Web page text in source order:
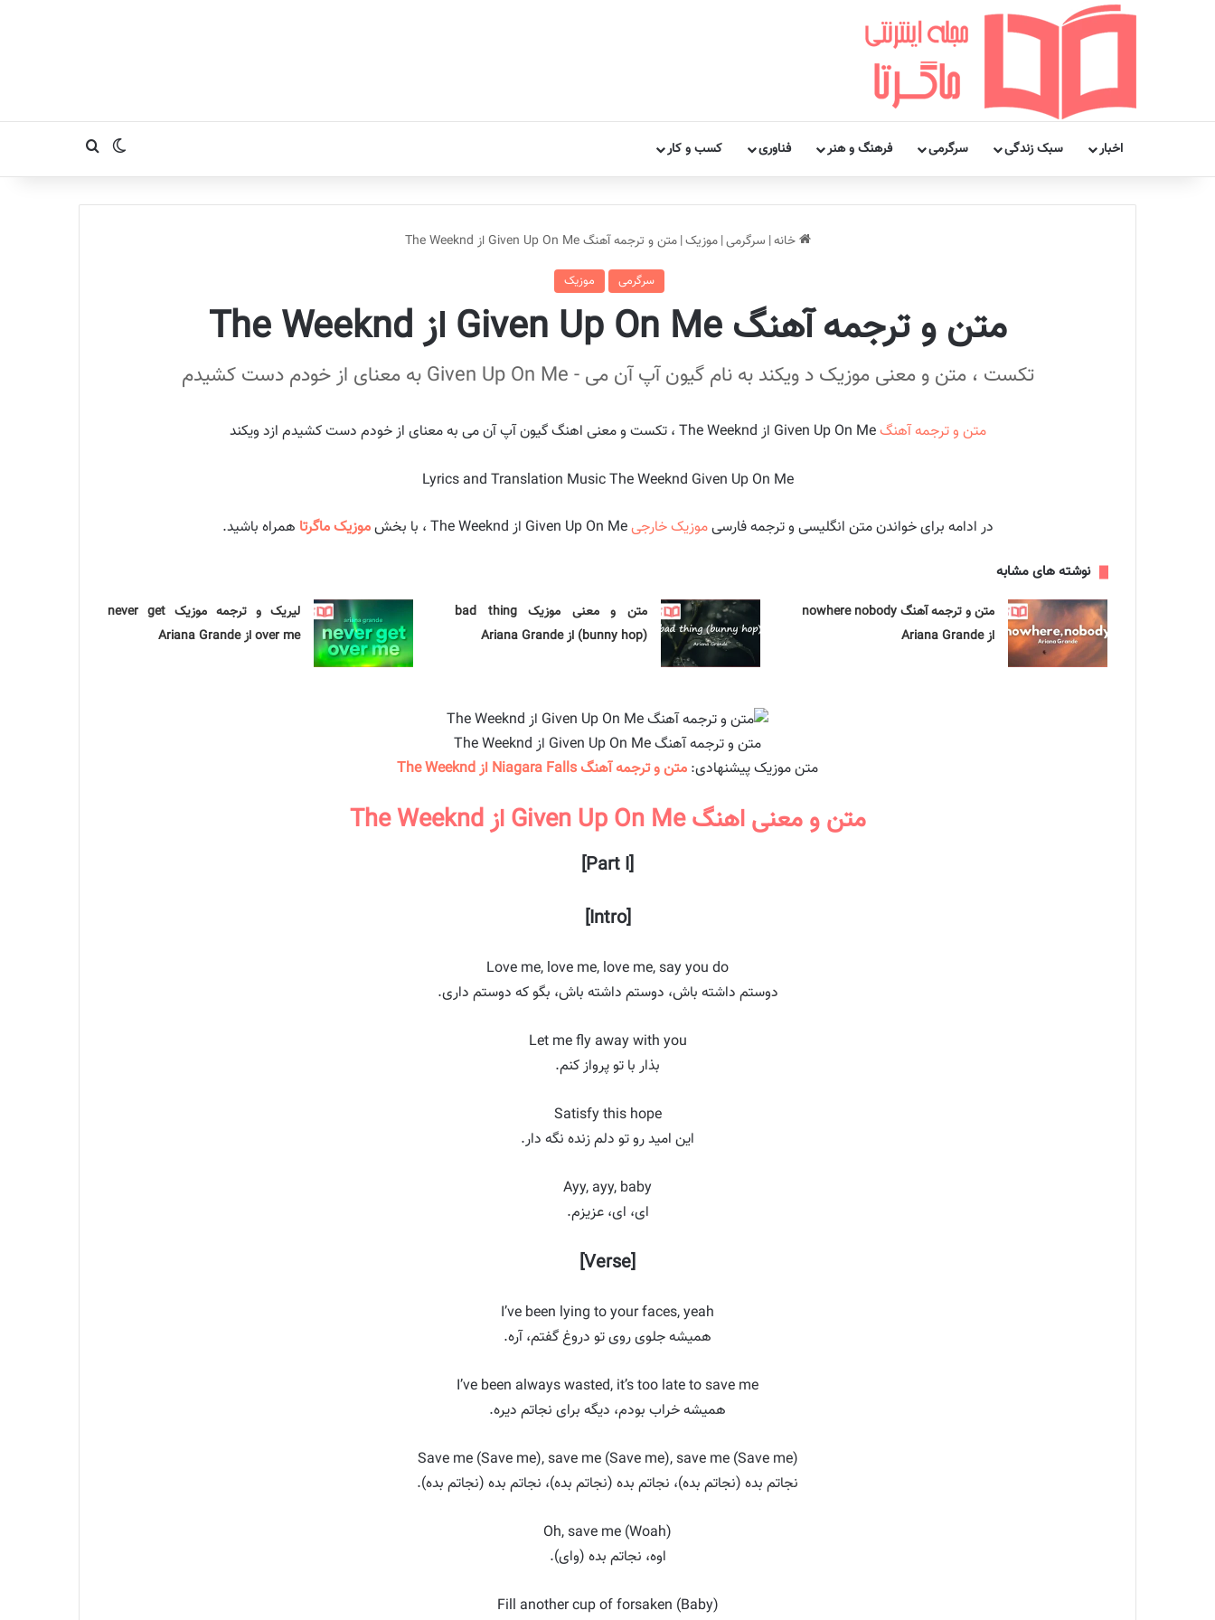
اخبار سبک زندگی سرگرمی فرهنگ و هنر فناوری کسب و کار تغییر پوستهجستجو برای
خانه| سرگرمی| موزیک| متن و ترجمه آهنگ Given Up On Me از The Weeknd
سرگرمی موزیک
متن و ترجمه آهنگ Given Up On Me از The Weeknd
تکست ، متن و معنی موزیک د ویکند به نام گیون آپ آن می - Given Up On Me به معنای از خودم دست کشیدم
متن و ترجمه آهنگGiven Up On Me از The Weeknd ، تکست و معنی اهنگ گیون آپ آن می به معنای از خودم دست کشیدم ازد ویکند
Lyrics and Translation Music The Weeknd Given Up On Me
در ادامه برای خواندن متن انگلیسی و ترجمه فارسیموزیک خارجیGiven Up On Me از The Weeknd ، با بخش موزیک ماگرتا همراه باشید.
نوشته های مشابه
متن و ترجمه آهنگ nowhere nobody
از Ariana Grande
متن و معنی موزیک bad thing
(bunny hop) از Ariana Grande
لیریک و ترجمه موزیک never get
over me از Ariana Grande
متن و ترجمه آهنگ Given Up On Me از The Weeknd
متن موزیک پیشنهادی: متن و ترجمه آهنگ Niagara Falls از The Weeknd
متن و معنی اهنگ Given Up On Me از The Weeknd
[Part I]
[Intro]
Love me, love me, love me, say you do
دوستم داشته باش، دوستم داشته باش، بگو که دوستم داری.
Let me fly away with you
بذار با تو پرواز کنم.
Satisfy this hope
این امید رو تو دلم زنده نگه دار.
Ayy, ayy, baby
ای، ای، عزیزم.
[Verse]
I’ve been lying to your faces, yeah
همیشه جلوی روی تو دروغ گفتم، آره.
I’ve been always wasted, it’s too late to save me
همیشه خراب بودم، دیگه برای نجاتم دیره.
Save me (Save me), save me (Save me), save me (Save me)
نجاتم بده (نجاتم بده)، نجاتم بده (نجاتم بده)، نجاتم بده (نجاتم بده).
Oh, save me (Woah)
اوه، نجاتم بده (وای).
Fill another cup of forsaken (Baby)